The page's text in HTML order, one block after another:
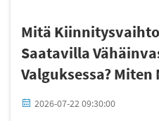
Mitä
Saatavilla
Valguksessa?
2026-07-22 09:30:00